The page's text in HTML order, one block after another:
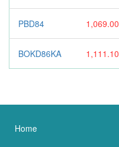
PBD84 1,069.00
BOKD86KA 1,111.10
Home